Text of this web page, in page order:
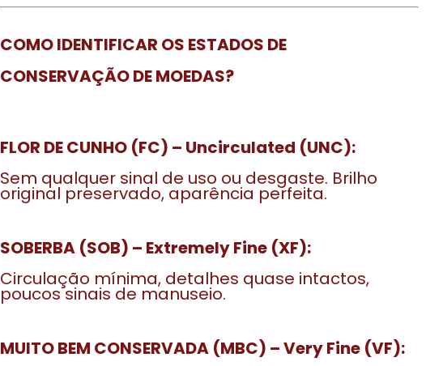
COMO IDENTIFICAR OS ESTADOS DE
CONSERVAÇÃO DE MOEDAS?
FLOR DE CUNHO (FC) – Uncirculated (UNC):
Sem qualquer sinal de uso ou desgaste. Brilho
original preservado, aparência perfeita.
SOBERBA (SOB) – Extremely Fine (XF):
Circulação mínima, detalhes quase intactos,
poucos sinais de manuseio.
MUITO BEM CONSERVADA (MBC) – Very Fine (VF):